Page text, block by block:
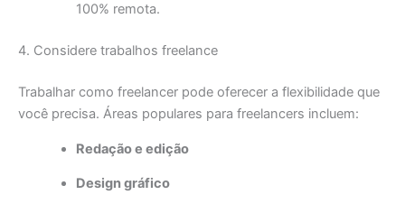
100% remota.
4. Considere trabalhos freelance
Trabalhar como freelancer pode oferecer a flexibilidade que
você precisa. Áreas populares para freelancers incluem:
Redação e edição
Design gráfico